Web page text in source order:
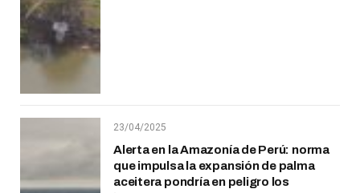
23/04/2025
Alerta en la Amazonía de Perú: norma
que impulsa la expansión de palma
aceitera pondría en peligro los